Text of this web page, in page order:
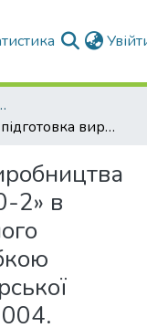
і магістрів
Технічна підготовка виробництва деталі «Опора Р32.120-2» в системі автоматизованого проектування з розробкою комплекту конструкторської документації (17 ІМД. 004. 000000 ПЗ)
2» в